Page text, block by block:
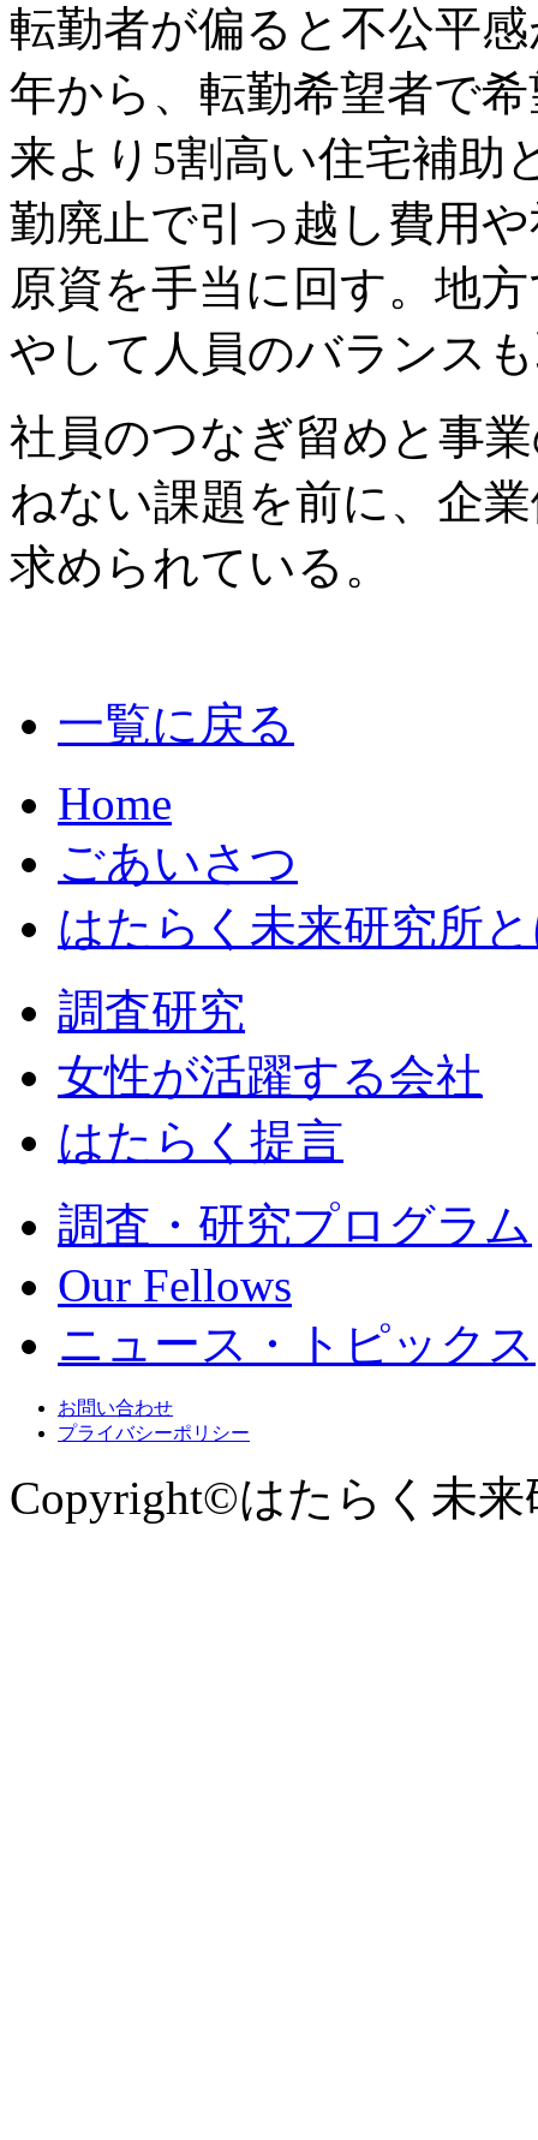
転勤者が偏ると不公平
年から、転勤希望者で
来より5割高い住宅補助
勤廃止で引っ越し費用
原資を手当に回す。地
やして人員のバランス
社員のつなぎ留めと事
ねない課題を前に、企
求められている。
一覧に戻る
Home
ごあいさつ
はたらく未来研究所
調査研究
女性が活躍する会社
はたらく提言
調査・研究プログラム
Our Fellows
ニュース・トピックス
お問い合わせ
プライバシーポリシー
Copyright©はたらく未来